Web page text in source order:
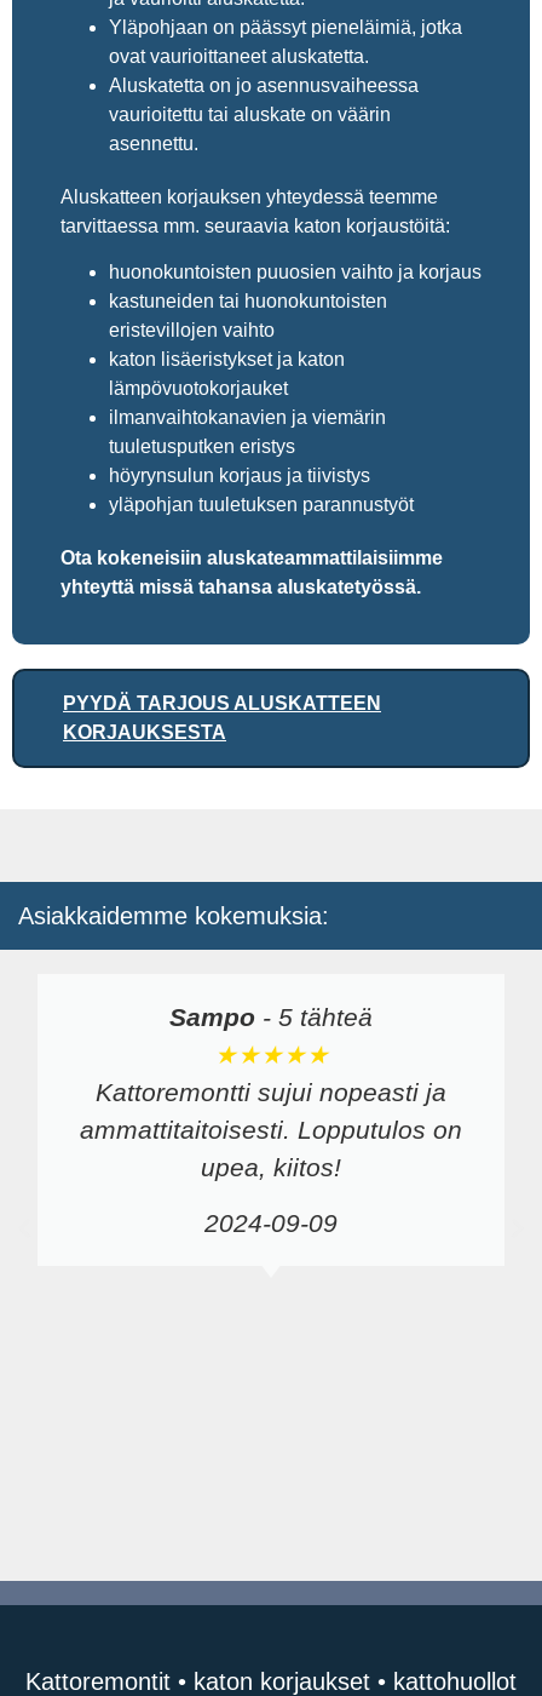
Yläpohjaan on päässyt pieneläimiä, jotka
ovat vaurioittaneet aluskatetta.
Aluskatetta on jo asennusvaiheessa
vaurioitettu tai aluskate on väärin
asennettu.
Aluskatteen korjauksen yhteydessä teemme
tarvittaessa mm. seuraavia katon korjaustöitä:
huonokuntoisten puuosien vaihto ja korjaus
kastuneiden tai huonokuntoisten
eristevillojen vaihto
katon lisäeristykset ja katon
lämpövuotokorjauket
ilmanvaihtokanavien ja viemärin
tuuletusputken eristys
höyrynsulun korjaus ja tiivistys
yläpohjan tuuletuksen parannustyöt
Ota kokeneisiin aluskateammattilaisiimme
yhteyttä missä tahansa aluskatetyössä.
PYYDÄ TARJOUS ALUSKATTEEN
KORJAUKSESTA
Asiakkaidemme kokemuksia:
Sampo - 5 tähteä
★★★★★
Kattoremontti sujui nopeasti ja
ammattitaitoisesti. Lopputulos on
upea, kiitos!
2024-09-09
Kattoremontit • katon korjaukset • kattohuollot